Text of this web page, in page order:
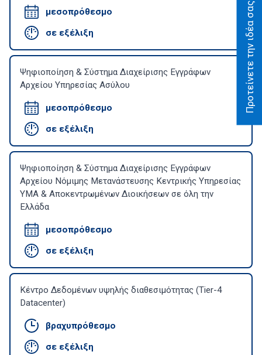
Προτείνετε την ιδέα σας
μεσοπρόθεσμο
σε εξέλιξη
Ψηφιοποίηση & Σύστημα Διαχείρισης Εγγράφων
Αρχείου Υπηρεσίας Ασύλου
μεσοπρόθεσμο
σε εξέλιξη
Ψηφιοποίηση & Σύστημα Διαχείρισης Εγγράφων
Αρχείου Νόμιμης Μετανάστευσης Κεντρικής Υπηρεσίας
ΥΜΑ & Αποκεντρωμένων Διοικήσεων σε όλη την
Ελλάδα
μεσοπρόθεσμο
σε εξέλιξη
Κέντρο Δεδομένων υψηλής διαθεσιμότητας (Tier-4
Datacenter)
βραχυπρόθεσμο
σε εξέλιξη